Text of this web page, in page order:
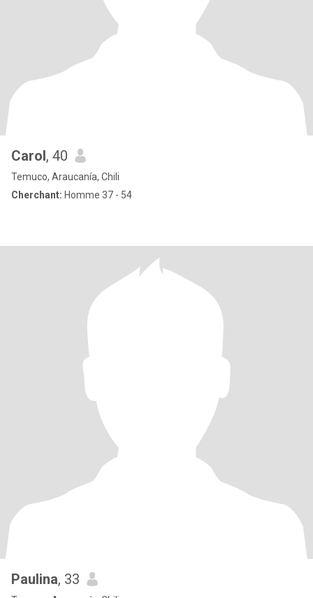
Carol, 40
Temuco, Araucanía, Chili
Cherchant: Homme 37 - 54
Paulina, 33